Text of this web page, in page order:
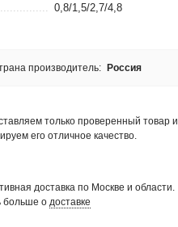
0,8/1,5/2,7/4,8
производитель: Россия
только проверенный товар и
его отличное качество.
доставка по Москве и области.
больше о доставке